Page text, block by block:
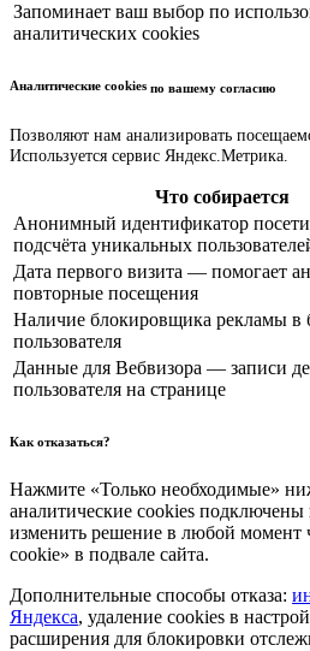
Запоминает ваш выбор по
аналитических cookies
Аналитические cookies по вашему согласию
Позволяют нам анализировать
Используется сервис Яндекс.Метрика.
Что собирается
Анонимный идентификатор
подсчёта уникальных
Дата первого визита — помогает
повторные посещения
Наличие блокировщика рекламы в
пользователя
Данные для Вебвизора — записи
пользователя на странице
Как отказаться?
Нажмите «Только необходимые»
аналитические cookies
изменить решение в любой момент
cookie» в подвале сайта.
Дополнительные способы отказа:
Яндекса, удаление cookies в
расширения для блокировки